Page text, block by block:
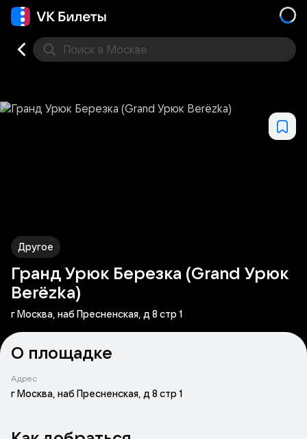
Поиск в Москве
Другое
Гранд Урюк Березка (Grand Урюк
Berёzka)
г Москва, наб Пресненская, д 8 стр 1
О площадке
Адрес
г Москва, наб Пресненская, д 8 стр 1